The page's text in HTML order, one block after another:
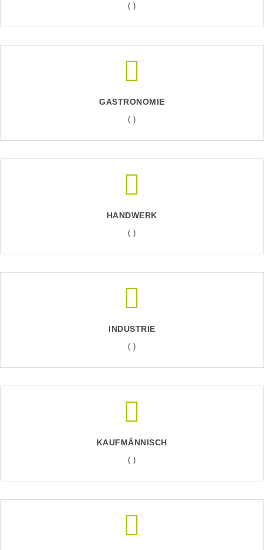
( )
GASTRONOMIE
( )
HANDWERK
( )
INDUSTRIE
( )
KAUFMÄNNISCH
( )